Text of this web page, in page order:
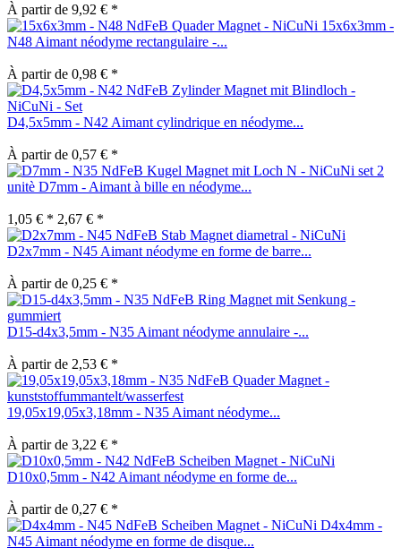
À partir de 9,92 € *
15x6x3mm -
N48 Aimant néodyme rectangulaire -...
À partir de 0,98 € *
D4,5x5mm - N42 Aimant cylindrique en néodyme...
À partir de 0,57 € *
set 2
unitè D7mm - Aimant à bille en néodyme...
1,05 € * 2,67 € *
D2x7mm - N45 Aimant néodyme en forme de barre...
À partir de 0,25 € *
D15-d4x3,5mm - N35 Aimant néodyme annulaire -...
À partir de 2,53 € *
19,05x19,05x3,18mm - N35 Aimant néodyme...
À partir de 3,22 € *
D10x0,5mm - N42 Aimant néodyme en forme de...
À partir de 0,27 € *
D4x4mm -
N45 Aimant néodyme en forme de disque...